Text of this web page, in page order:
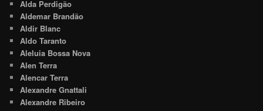
Alda Perdigão
Aldemar Brandão
Aldir Blanc
Aldo Taranto
Aleluia Bossa Nova
Alen Terra
Alencar Terra
Alexandre Gnattali
Alexandre Ribeiro